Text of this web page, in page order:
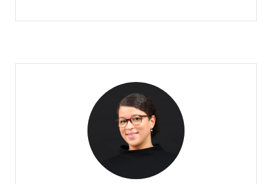
Ferrario Florence
CUSTOMER CARE GLASSMANIA
Siders
Telefon:
+41 27 451 25 40